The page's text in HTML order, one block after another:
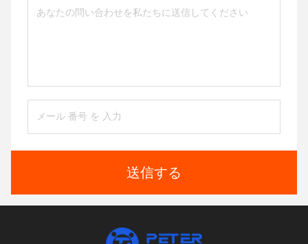
送信する